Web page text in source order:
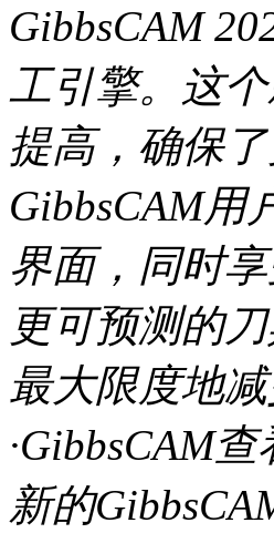
GibbsCAM
工引擎。这
提高，确保
GibbsCAM用
界面，同时
更可预测的
最大限度地
·GibbsCAM
新的